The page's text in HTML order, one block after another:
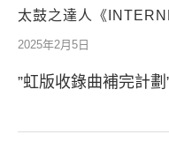
太鼓之達人《
2025年2月5日
”虹版收錄曲補完計